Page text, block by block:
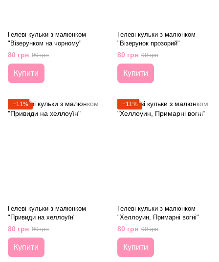
Гелеві кульки з малюнком
"Візерунком на чорному"
80 грн 90 грн
Купити
Гелеві кульки з малюнком
"Візерунок прозорий"
80 грн 90 грн
Купити
−11%
Гелеві кульки з малюнком
"Привиди на хеллоуїн"
80 грн 90 грн
Купити
−11%
Гелеві кульки з малюнком
"Хеллоуин, Примарні вогні"
80 грн 90 грн
Купити